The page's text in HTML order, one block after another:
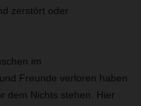
zerstört oder
im
Freunde verloren haben
dem Nichts stehen. Hier